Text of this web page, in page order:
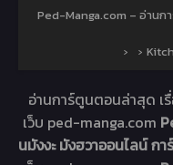
Ped-Manga.com – อ่านก
›
›
อ่านการ์ตูนตอนล่าสุด เ
เว็บ ped-manga.com
นมังงะ มังฮวาออนไลน์ ก